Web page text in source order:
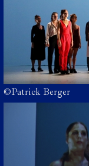
©Patrick Berger